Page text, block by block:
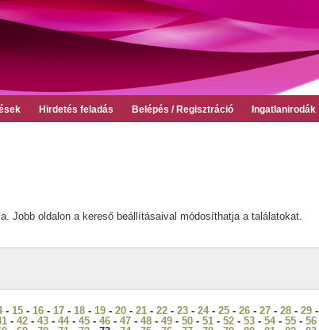
Hirdetés feladás Belépés / Regisztráció Ingatlanirodák
Jobb oldalon a kereső beállításaival módosíthatja a találatokat.
- 15 - 16 - 17 - 18 - 19 - 20 - 21 - 22 - 23 - 24- 25 - 26 - 27 - 28 - 29 -
- 42 - 43 - 44- 45 - 46 - 47 - 48 - 49 - 50 - 51 - 52 - 53 - 54- 55 - 56